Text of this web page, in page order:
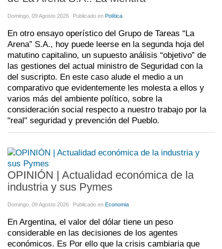
Domingo, 09 Agosto 2026 Publicado en Política
En otro ensayo operístico del Grupo de Tareas “La
Arena” S.A., hoy puede leerse en la segunda hoja del
matutino capitalino, un supuesto análisis “objetivo” de
las gestiones del actual ministro de Seguridad con la
del suscripto. En este caso alude el medio a un
comparativo que evidentemente les molesta a ellos y
varios más del ambiente político, sobre la
consideración social respecto a nuestro trabajo por la
"real" seguridad y prevención del Pueblo.
OPINIÓN | Actualidad económica de la
industria y sus Pymes
Domingo, 09 Agosto 2026 Publicado en Economia
En Argentina, el valor del dólar tiene un peso
considerable en las decisiones de los agentes
económicos. Es Por ello que la crisis cambiaria que